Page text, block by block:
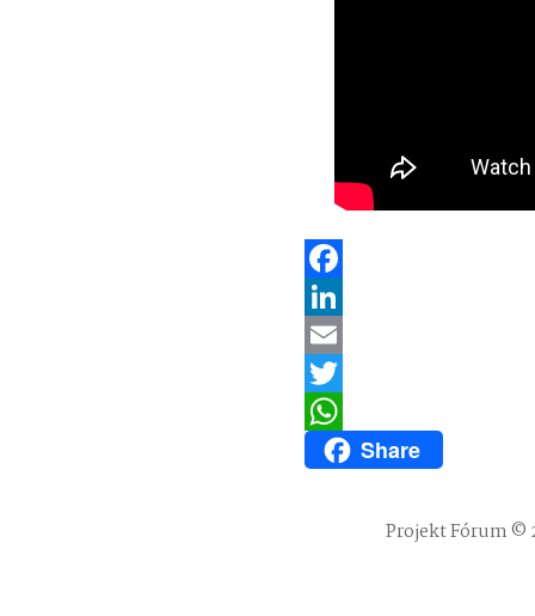
Facebook
LinkedIn
Email
Twitter
WhatsAppShare
Projekt Fórum ©